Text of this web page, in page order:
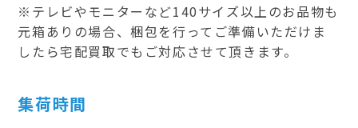
※テレビやモニターなど140サイズ以上のお品物も
元箱ありの場合、梱包を行ってご準備いただけま
したら宅配買取でもご対応させて頂きます。
集荷時間